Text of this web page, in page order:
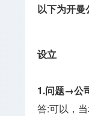
以下为开曼
设立
1.问题→公
答:可以，